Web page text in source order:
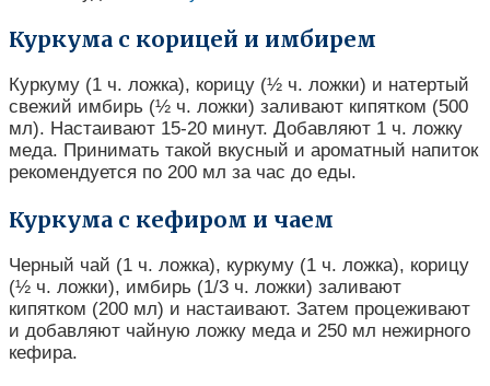
Куркума с корицей и имбирем
Куркуму (1 ч. ложка), корицу (½ ч. ложки) и натертый
свежий имбирь (½ ч. ложки) заливают кипятком (500
мл). Настаивают 15-20 минут. Добавляют 1 ч. ложку
меда. Принимать такой вкусный и ароматный напиток
рекомендуется по 200 мл за час до еды.
Куркума с кефиром и чаем
Черный чай (1 ч. ложка), куркуму (1 ч. ложка), корицу
(½ ч. ложки), имбирь (1/3 ч. ложки) заливают
кипятком (200 мл) и настаивают. Затем процеживают
и добавляют чайную ложку меда и 250 мл нежирного
кефира.